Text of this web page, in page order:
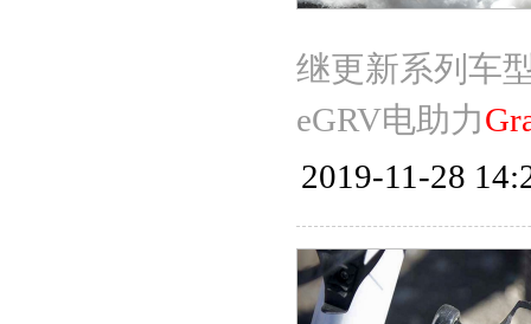
继更新系列车
eGRV电助力
2019-11-28